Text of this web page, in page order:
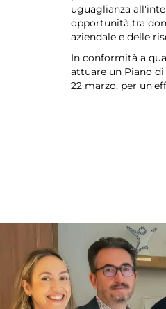
uguaglianza
opportunità tra
aziendale e delle
In conformità a
attuare un Piano
22 marzo, per